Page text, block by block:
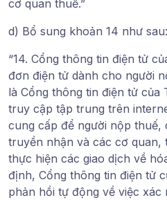
cơ quan thuế.”
d) Bổ sung khoản 14 như sau:
“14. Cổng thông tin điện tử
đơn điện tử dành cho người
là Cổng thông tin điện tử của
truy cập tập trung trên
cung cấp để người nộp thuế,
truyền nhận và các cơ quan,
thực hiện các giao dịch về
định, Cổng thông tin điện tử
phản hồi tự động về việc